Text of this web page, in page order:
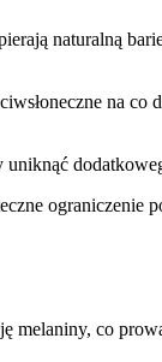
naturalną
na co
ograniczenie
melaniny, co